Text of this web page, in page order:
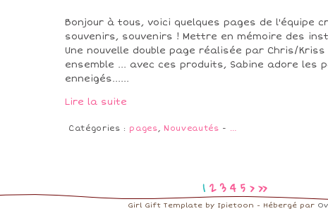
Bonjour à tous, voici quelques pages de l'équipe
souvenirs, souvenirs ! Mettre en mémoire des
Une nouvelle double page réalisée par Chris/Kriss
ensemble ... avec ces produits, Sabine adore les
enneigés......
Lire la suite
Catégories : pages, Nouveautés - …
1 2 3 4 5 > >>
Girl Gift Template by Ipietoon - Hébergé par